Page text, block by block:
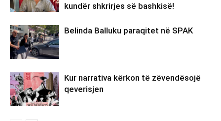
kundër shkrirjes së bashkisë!
Belinda Balluku paraqitet në SPAK
Kur narrativa kërkon të zëvendësojë
qeverisjen